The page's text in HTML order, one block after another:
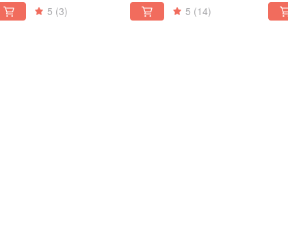
5 (3)
5 (14)